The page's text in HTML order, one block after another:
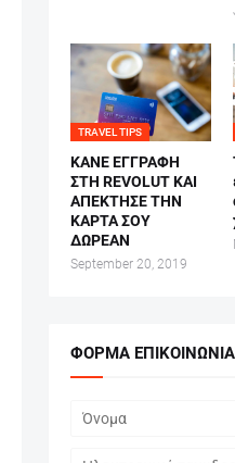
TRAVEL TIPS
ΚΑΝΕ ΕΓΓΡΑΦΗ
ΣΤΗ REVOLUT ΚΑΙ
ΑΠΕΚΤΗΣΕ ΤΗΝ
ΚΑΡΤΑ ΣΟΥ
ΔΩΡΕΑΝ
September 20, 2019
ΦΌΡΜΑ